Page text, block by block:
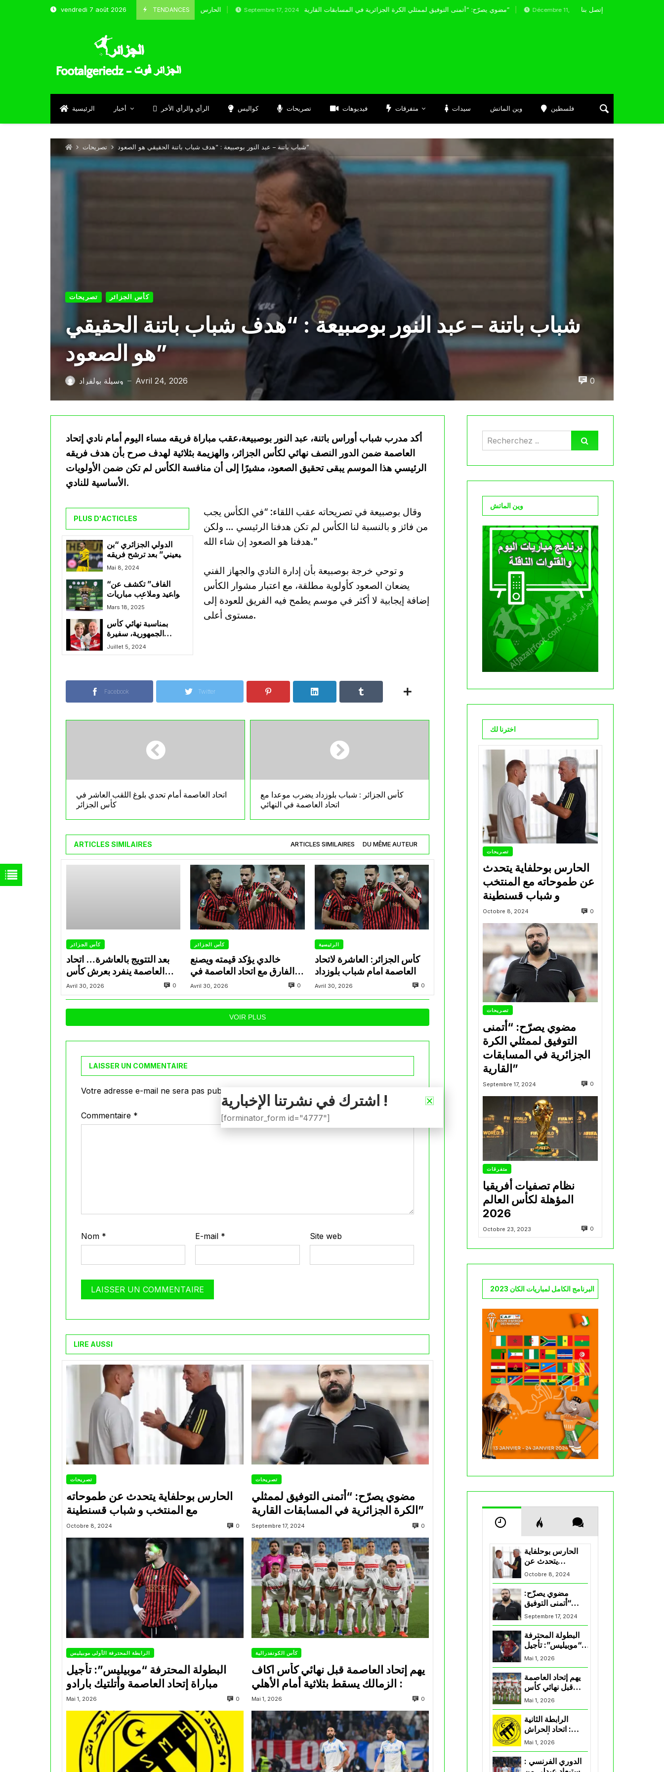
vendredi 7 août 2026 TENDANCES
الحارس بوحلفاية يتحدث عن طموحاته مع المنتخب و شباب قسنطينة Septembre 17, 2024 مضوي يصرّح: “أتمنى التوفيق لممثلي الكرة الجزائرية في المسابقات القارية” Décembre 11, 2024 إتصل بنا
الرئيسية أخبار الرأي والرأي الأخر كواليس تصريحات فيديوهات متفرقات سيدات وين الماتش فلسطين
تصريحات شباب باتنة – عبد النور بوصبيعة : “هدف شباب باتنة الحقيقي هو الصعود”
تصريحات كأس الجزائر
شباب باتنة – عبد النور بوصبيعة : “هدف شباب باتنة الحقيقي
هو الصعود”
وسيلة بولفراد — Avril 24, 2026 0
أكد مدرب شباب أوراس باتنة، عبد النور بوصبيعة،عقب مباراة فريقه مساء اليوم أمام نادي إتحاد
العاصمة ضمن الدور النصف نهائي لكأس الجزائر، والهزيمة بثلاثية لهدف صرح بأن هدف فريقه
الرئيسي هذا الموسم يبقى تحقيق الصعود، مشيرًا إلى أن منافسة الكأس لم تكن ضمن الأولويات
الأساسية للنادي.
PLUS D'ACTICLES
الدولي الجزائري “بن
سبعيني” بعد ترشح فريقه
إلى نهائي رابطة الأبطال
وأتمنى تواجدي في النهائي
Mai 8, 2024
“الفاف” تكشف عن
مواعيد وملاعب مباريات
ربع نهائي كأس الجزائر
Mars 18, 2025
بمناسبة نهائي كأس
الجمهورية، سفيرة
الولايات المتحدة تلفت
إنتباه الجماهير
Juillet 5, 2024
وقال بوصبيعة في تصريحاته عقب اللقاء: “في الكأس يجب
من فائز و بالنسبة لنا الكأس لم تكن هدفنا الرئيسي … ولكن
هدفنا هو الصعود إن شاء الله.”
و توحي خرجة بوصبيعة بأن إدارة النادي والجهاز الفني
يضعان الصعود كأولوية مطلقة، مع اعتبار مشوار الكأس
إضافة إيجابية لا أكثر في موسم يطمح فيه الفريق للعودة إلى
مستوى أعلى.
Facebook Twitter
اتحاد العاصمة أمام تحدي بلوغ اللقب العاشر في
كأس الجزائر
كأس الجزائر : شباب بلوزداد يضرب موعدا مع
اتحاد العاصمة في النهائي
ARTICLES SIMILAIRES ARTICLES SIMILAIRES DU MÊME AUTEUR
كأس الجزائر
بعد التتويج بالعاشرة… اتحاد
العاصمة ينفرد بعرش كأس
الجزائر
Avril 30, 2026 0
كأس الجزائر
خالدي يؤكد قيمته ويصنع
الفارق مع اتحاد العاصمة في
المباريات الحاسمة
Avril 30, 2026 0
الرئيسية
كأس الجزائر: العاشرة لاتحاد
العاصمة امام شباب بلوزداد
Avril 30, 2026 0
VOIR PLUS
LAISSER UN COMMENTAIRE
Votre adresse e-mail ne sera pas publiée.
Commentaire *
Nom * E-mail * Site web
LIRE AUSSI
تصريحات
الحارس بوحلفاية يتحدث عن طموحاته
مع المنتخب و شباب قسنطينة
Octobre 8, 2024 0
تصريحات
مضوي يصرّح: “أتمنى التوفيق لممثلي
الكرة الجزائرية في المسابقات القارية”
Septembre 17, 2024 0
الرابطة المحترفة الأولى موبيليس
البطولة المحترفة “موبيليس”: تأجيل
مباراة إتحاد العاصمة وأتلتيك بارادو
Mai 1, 2026 0
كأس الكونفدرالية
يهم إتحاد العاصمة قبل نهائي كأس اكاف
Mai 1, 2026 0
وين الماتش
اخترنا لك
تصريحات
الحارس بوحلفاية يتحدث
عن طموحاته مع المنتخب
و شباب قسنطينة
Octobre 8, 2024 0
تصريحات
مضوي يصرّح: “أتمنى
التوفيق لممثلي الكرة
الجزائرية في المسابقات
القارية”
Septembre 17, 2024 0
متفرقات
نظام تصفيات أفريقيا
المؤهلة لكأس العالم
2026
Octobre 23, 2023 0
البرنامج الكامل لمباريات الكان 2023
الحارس بوحلفاية
يتحدث عن
طموحاته مع
المنتخب و شباب
قسنطينة
Octobre 8, 2024
مضوي يصرّح:
“أتمنى التوفيق
لممثلي الكرة
الجزائرية في
Septembre 17, 2024
البطولة المحترفة
“موبيليس”: تأجيل
مباراة إتحاد
العاصمة وأتلتيك
بارادو
Mai 1, 2026
يهم إتحاد العاصمة
قبل نهائي كأس
اكاف : الزمالك
يسقط بثلاثية أمام
Mai 1, 2026
الرابطة الثانية
: اتحاد الحراش
يحسم التأهل إلى
“البلاي أوف”
Mai 1, 2026
الدوري الفرنسي :
اشترك في نشرتنا الإخبارية !
[forminator_form id="4777"]